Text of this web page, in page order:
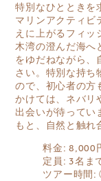
特別なひとときを
マリンアクティビ
えに上がるフィッ
木湾の澄んだ海へ
をゆだねながら、
さい。特別な持ち
ので、初心者の方
かけては、ネバリ
出会いが待ってい
もと、自然と触れ
料金: 8,000
定員: 3名ま
ツアー時間: